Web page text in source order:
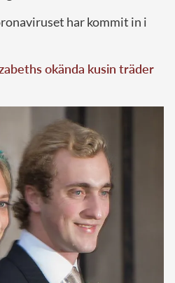
har kommit in i
okända kusin träder